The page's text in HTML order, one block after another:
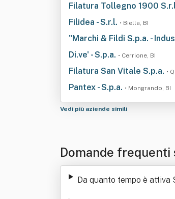
Filatura Tollegno 1900
Filidea - S.r.l. • Biella, BI
"Marchi & Fildi S.p.a. -
Di.ve' - S.p.a. • Cerrione, BI
Filatura San Vitale S.p.a. •
Pantex - S.p.a. • Mongrando, BI
Vedi più aziende simili
Domande
Da quanto tempo è attiva